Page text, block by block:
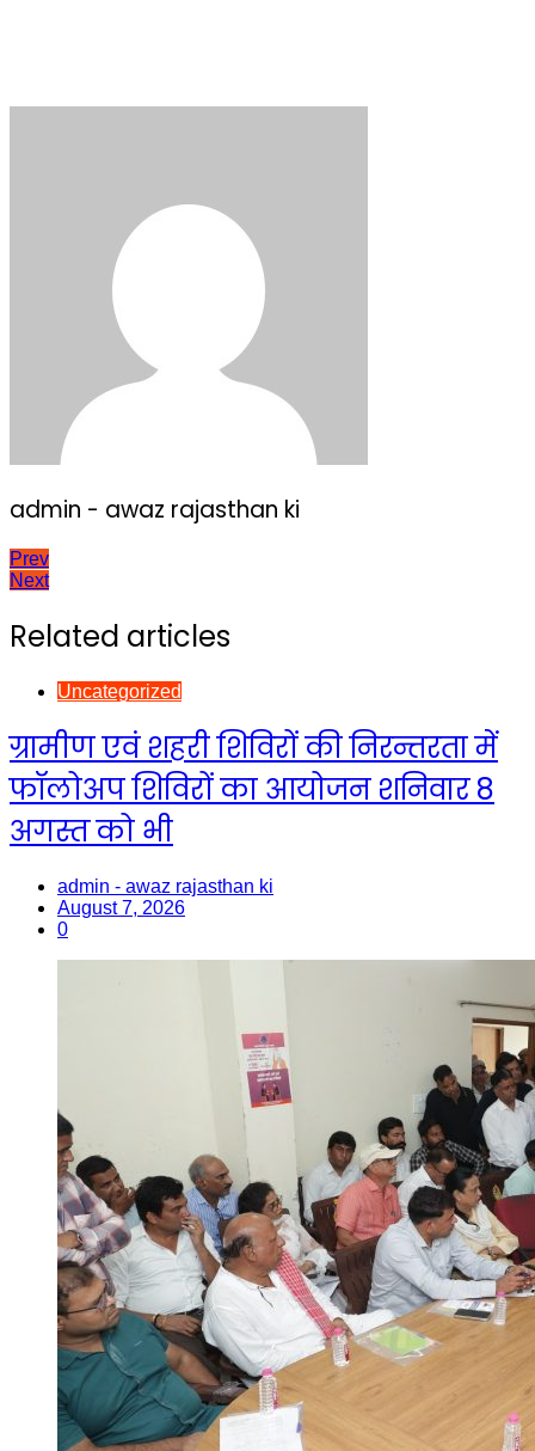
admin - awaz rajasthan ki
Post
Prev
Next
Related articles
Uncategorized
ग्रामीण एवं शहरी शिविरों की निरन्तरता में
फॉलोअप शिविरों का आयोजन शनिवार 8
अगस्त को भी
admin - awaz rajasthan ki
August 7, 2026
0